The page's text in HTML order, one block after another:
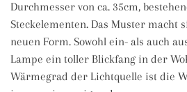
Durchmesser von ca. 35cm,
Steckelementen. Das Muster macht
neuen Form. Sowohl ein- als auch
Lampe ein toller Blickfang in der
Wärmegrad der Lichtquelle ist die